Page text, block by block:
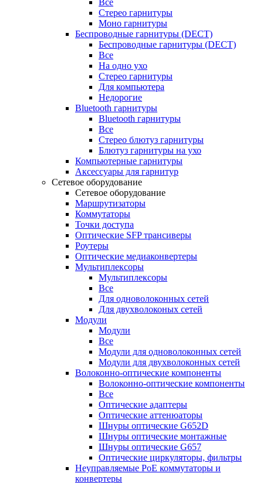
Все
Стерео гарнитуры
Моно гарнитуры
Беспроводные гарнитуры (DECT)
Беспроводные гарнитуры (DECT)
Все
На одно ухо
Стерео гарнитуры
Для компьютера
Недорогие
Bluetooth гарнитуры
Bluetooth гарнитуры
Все
Стерео блютуз гарнитуры
Блютуз гарнитуры на ухо
Компьютерные гарнитуры
Аксессуары для гарнитур
Сетевое оборудование
Сетевое оборудование
Маршрутизаторы
Коммутаторы
Точки доступа
Оптические SFP трансиверы
Роутеры
Оптические медиаконвертеры
Мультиплексоры
Мультиплексоры
Все
Для одноволоконных сетей
Для двухволоконых сетей
Модули
Модули
Все
Модули для одноволоконных сетей
Модули для двухволоконных сетей
Волоконно-оптические компоненты
Волоконно-оптические компоненты
Все
Оптические адаптеры
Оптические аттенюаторы
Шнуры оптические G652D
Шнуры оптические монтажные
Шнуры оптические G657
Оптические циркуляторы, фильтры
Неуправляемые PoE коммутаторы и
конвертеры